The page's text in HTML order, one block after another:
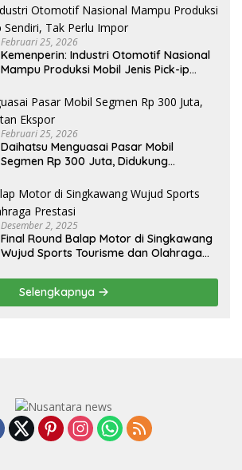
Februari 25, 2026
Kemenperin: Industri Otomotif Nasional
Mampu Produksi Mobil Jenis Pick-ip
Februari 25, 2026
Daihatsu Menguasai Pasar Mobil
Segmen Rp 300 Juta, Didukung
Desember 2, 2025
Final Round Balap Motor di Singkawang
Wujud Sports Tourisme dan Olahraga
Selengkapnya